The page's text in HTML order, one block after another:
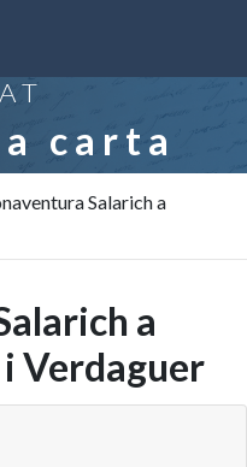
carta
Salarich a
a
Verdaguer